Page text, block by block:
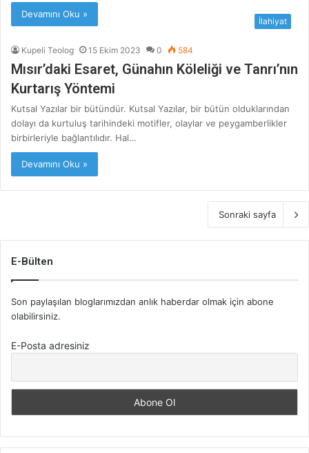
Devamını Oku »
İlahiyat
Kupeli Teolog 15 Ekim 2023 0 584
Mısır’daki Esaret, Günahın Köleliği ve Tanrı’nın
Kurtarış Yöntemi
Kutsal Yazılar bir bütündür. Kutsal Yazılar, bir bütün olduklarından
dolayı da kurtuluş tarihindeki motifler, olaylar ve peygamberlikler
birbirleriyle bağlantılıdır. Hal…
Devamını Oku »
Sonraki sayfa
E-Bülten
Son paylaşılan bloglarımızdan anlık haberdar olmak için abone
olabilirsiniz.
E-Posta adresiniz